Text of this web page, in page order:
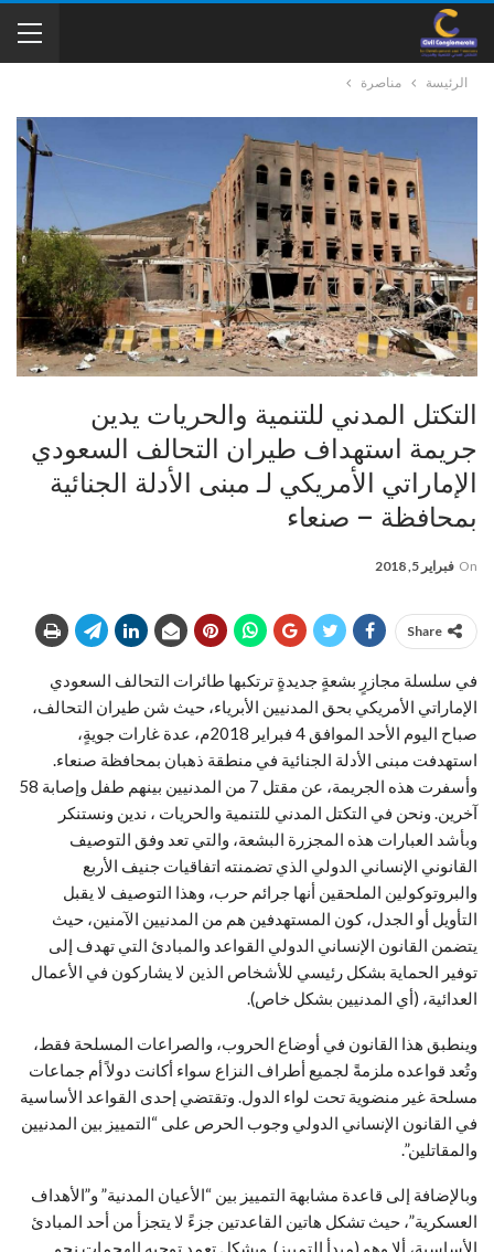
الرئيسة مناصرة
التكتل المدني للتنمية والحريات يدين
جريمة استهداف طيران التحالف السعودي
الإماراتي الأمريكي لـ مبنى الأدلة الجنائية
بمحافظة – صنعاء
On فبراير 5, 2018
Share
في سلسلة مجازرٍ بشعةٍ جديدةٍ ترتكبها طائرات التحالف السعودي
الإماراتي الأمريكي بحق المدنيين الأبرياء، حيث شن طيران التحالف،
صباح اليوم الأحد الموافق 4 فبراير 2018م، عدة غارات جويةٍ،
استهدفت مبنى الأدلة الجنائية في منطقة ذهبان بمحافظة صنعاء.
وأسفرت هذه الجريمة، عن مقتل 7 من المدنيين بينهم طفل وإصابة 58
آخرين. ونحن في التكتل المدني للتنمية والحريات ، ندين ونستنكر
وبأشد العبارات هذه المجزرة البشعة، والتي تعد وفق التوصيف
القانوني الإنساني الدولي الذي تضمنته اتفاقيات جنيف الأربع
والبروتوكولين الملحقين أنها جرائم حرب، وهذا التوصيف لا يقبل
التأويل أو الجدل، كون المستهدفين هم من المدنيين الآمنين، حيث
يتضمن القانون الإنساني الدولي القواعد والمبادئ التي تهدف إلى
توفير الحماية بشكل رئيسي للأشخاص الذين لا يشاركون في الأعمال
العدائية، (أي المدنيين بشكل خاص).
وينطبق هذا القانون في أوضاع الحروب، والصراعات المسلحة فقط،
وتُعد قواعده ملزمةً لجميع أطراف النزاع سواء أكانت دولاً أم جماعات
مسلحة غير منضوية تحت لواء الدول. وتقتضي إحدى القواعد الأساسية
في القانون الإنساني الدولي وجوب الحرص على “التمييز بين المدنيين
والمقاتلين”.
وبالإضافة إلى قاعدة مشابهة التمييز بين “الأعيان المدنية” و”الأهداف
العسكرية”، حيث تشكل هاتين القاعدتين جزءً لا يتجزأ من أحد المبادئ
الأساسية، ألا وهو (مبدأ التمييز). ويشكل تعمد توجيه الهجمات نحو